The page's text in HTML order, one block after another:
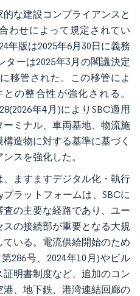
な建設コンプライアンスと
わせによって規定されてい
年版は2025年6月30日に義務
ーは2025年3月の閣議決定
移管された。この移管によ
の整合性が強化される。
年4月)によりSBC適用
ミナル、車両基地、物流施
造物に対する基準に基づく
スを強化した。
ますますデジタル化・執行
ラットフォームは、SBCに
の主要な経路であり、ユー
の接続部が重要となる大規
いる。電流供給開始のため
286号、2024年10月)やビル
明書制度など、追加のコン
、地下鉄、港湾連結回廊の